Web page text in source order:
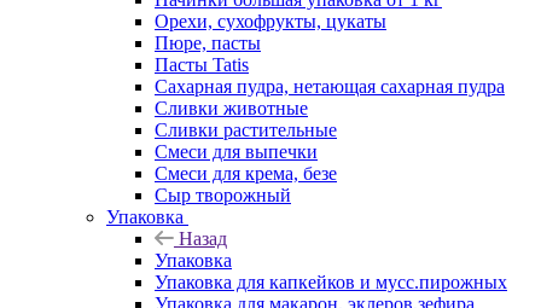
Орехи, сухофрукты, цукаты
Пюре, пасты
Пасты Tatis
Сахарная пудра, нетающая сахарная пудра
Сливки животные
Сливки растительные
Смеси для выпечки
Смеси для крема, безе
Сыр творожный
Упаковка
Назад
Упаковка
Упаковка для капкейков и мусс.пирожных
Упаковка для макарон, эклеров,зефира